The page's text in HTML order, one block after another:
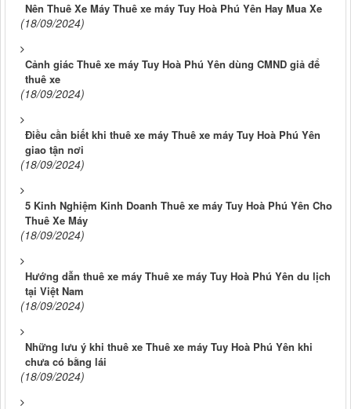
Nên Thuê Xe Máy Thuê xe máy Tuy Hoà Phú Yên Hay Mua Xe
(18/09/2024)
Cảnh giác Thuê xe máy Tuy Hoà Phú Yên dùng CMND giả để
thuê xe
(18/09/2024)
Điều cần biết khi thuê xe máy Thuê xe máy Tuy Hoà Phú Yên
giao tận nơi
(18/09/2024)
5 Kinh Nghiệm Kinh Doanh Thuê xe máy Tuy Hoà Phú Yên Cho
Thuê Xe Máy
(18/09/2024)
Hướng dẫn thuê xe máy Thuê xe máy Tuy Hoà Phú Yên du lịch
tại Việt Nam
(18/09/2024)
Những lưu ý khi thuê xe Thuê xe máy Tuy Hoà Phú Yên khi
chưa có bằng lái
(18/09/2024)